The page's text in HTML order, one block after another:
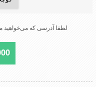
لطفا آدرسی که می‌خواهید